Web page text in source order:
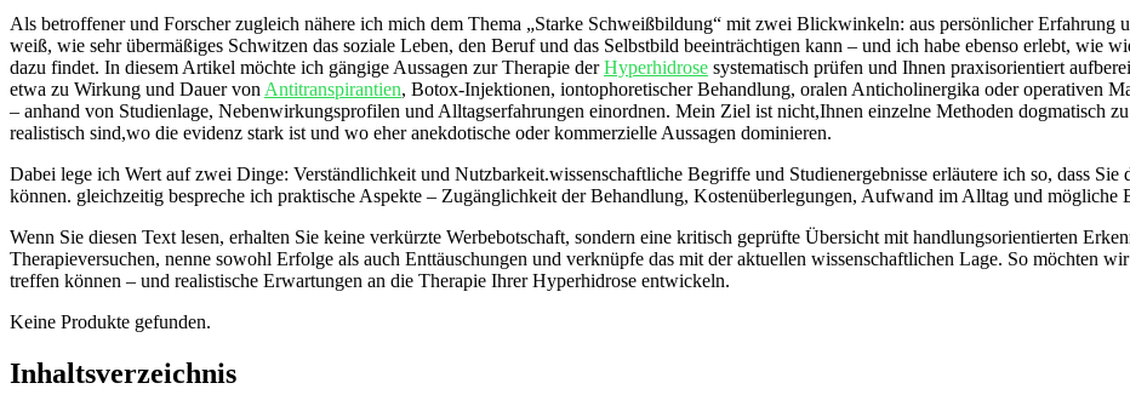
Als ‌betroffener und Forscher zugleich nähere ich mich dem Thema „Starke ⁤Schweißbildung“ mit zwei Blickwinkeln:⁣ aus persönlicher Erfahrung
weiß, wie sehr übermäßiges Schwitzen das ‌soziale ⁤Leben, den Beruf und das Selbstbild beeinträchtigen kann – und ich habe ebenso erlebt, wie
dazu findet. In diesem Artikel möchte ich gängige Aussagen zur ⁤Therapie derHyperhidrose systematisch prüfen und Ihnen praxisorientiert
etwa zu Wirkung und Dauer von Antitranspirantien, Botox-Injektionen, iontophoretischer Behandlung,⁢ oralen Anticholinergika oder operativen
– anhand von Studienlage, ​Nebenwirkungsprofilen und Alltagserfahrungen einordnen. Mein Ziel ist nicht,Ihnen einzelne Methoden dogmatisch
realistisch sind,wo die evidenz stark ist und⁢ wo eher anekdotische oder kommerzielle Aussagen dominieren.
Dabei lege ich Wert auf zwei Dinge: Verständlichkeit und Nutzbarkeit.wissenschaftliche ⁣Begriffe und Studienergebnisse ⁤erläutere⁤ ich ‌so,⁤ dass
können. gleichzeitig bespreche ich‍ praktische Aspekte – Zugänglichkeit der Behandlung, Kostenüberlegungen, Aufwand im Alltag und
Wenn ⁣Sie diesen Text lesen,⁢ erhalten Sie keine verkürzte Werbebotschaft, sondern eine kritisch geprüfte Übersicht mit⁤ handlungsorientierten
Therapieversuchen, nenne sowohl Erfolge ⁣als auch ‍Enttäuschungen ⁣und​ verknüpfe das mit der aktuellen wissenschaftlichen Lage. So möchten
treffen können – und realistische Erwartungen an die Therapie Ihrer Hyperhidrose entwickeln.
Keine Produkte gefunden.
Inhaltsverzeichnis